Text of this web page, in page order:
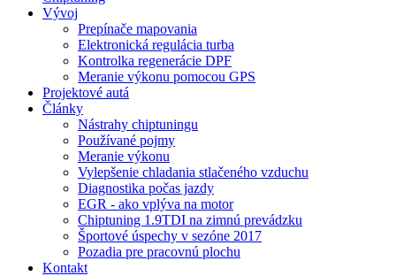
Vývoj
Prepínače mapovania
Elektronická regulácia turba
Kontrolka regenerácie DPF
Meranie výkonu pomocou GPS
Projektové autá
Články
Nástrahy chiptuningu
Používané pojmy
Meranie výkonu
Vylepšenie chladania stlačeného vzduchu
Diagnostika počas jazdy
EGR - ako vplýva na motor
Chiptuning 1.9TDI na zimnú prevádzku
Športové úspechy v sezóne 2017
Pozadia pre pracovnú plochu
Kontakt